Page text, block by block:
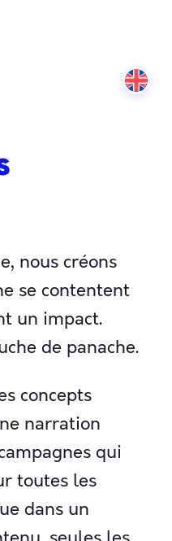
nous créons
se contentent
un impact.
de panache.
concepts
narration
qui
toutes les
dans un